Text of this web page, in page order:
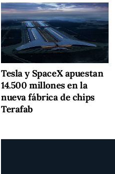
Tesla y SpaceX apuestan
14.500 millones en la
nueva fábrica de chips
Terafab